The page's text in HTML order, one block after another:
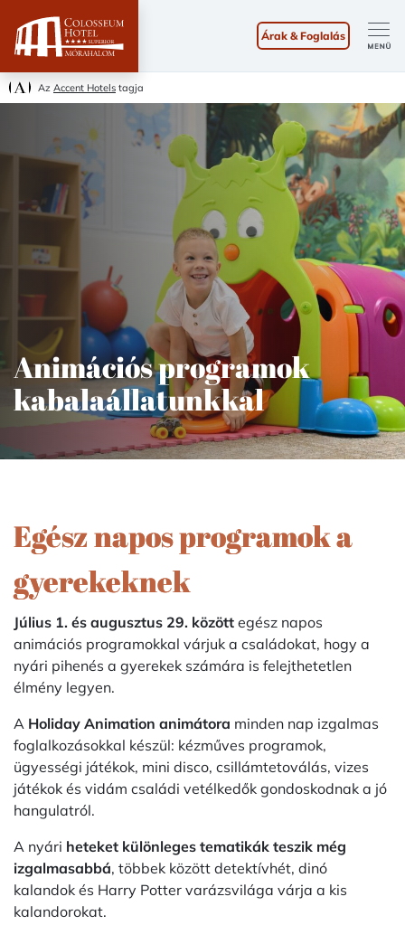
Az Accent Hotels tagja
Árak & Foglalás
Animációs programok
kabalaállatunkkal
Egész napos programok a
gyerekeknek
Július 1. és augusztus 29. között egész napos
animációs programokkal várjuk a családokat, hogy a
nyári pihenés a gyerekek számára is felejthetetlen
élmény legyen.
A Holiday Animation animátora minden nap izgalmas
foglalkozásokkal készül: kézműves programok,
ügyességi játékok, mini disco, csillámtetoválás, vizes
játékok és vidám családi vetélkedők gondoskodnak a jó
hangulatról.
A nyári heteket különleges tematikák teszik még
izgalmasabbá, többek között detektívhét, dinó
kalandok és Harry Potter varázsvilága várja a kis
kalandorokat.